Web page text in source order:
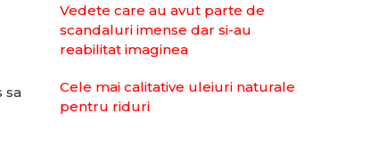
sa
Vedete care au avut parte de
scandaluri imense dar si-au
reabilitat imaginea
Cele mai calitative uleiuri naturale
pentru riduri